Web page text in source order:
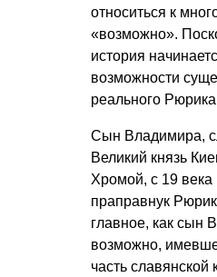
относиться к
«возможно».
история
возможности
реального
Сын Владимира,
Великий князь
Хромой, с 19
праправнук
главное, как сын
возможно,
часть славянской